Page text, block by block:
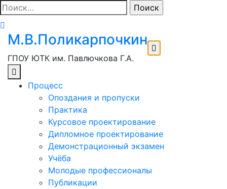
Перейти
к
содержимому
Найти:
М.В.Поликарпочкин
ГПОУ ЮТК им. Павлючкова Г.А.
Процесс
Опоздания и пропуски
Практика
Курсовое проектирование
Дипломное проектирование
Демонстрационный экзамен
Учёба
Молодые профессионалы
Публикации